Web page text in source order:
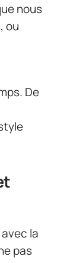
nous
ou
De
la
pas